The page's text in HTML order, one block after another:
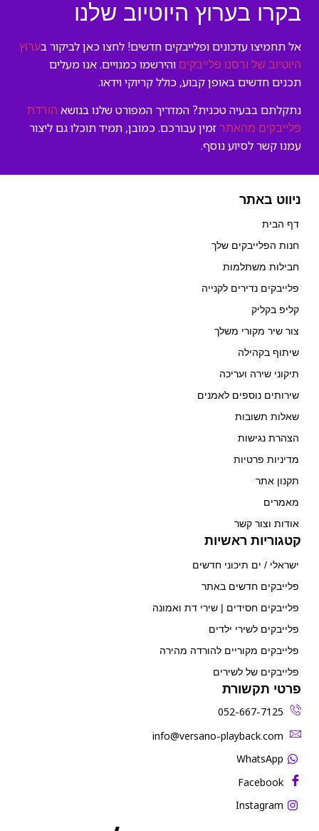
בקרו בערוץ היוטיוב שלנו
אל תחמיצו עדכונים ופלייבקים חדשים! לחצו כאן לביקור בערוץ
היוטיוב של ורסנו פלייבקים והירשמו כמנויים. אנו מעלים
תכנים חדשים באופן קבוע, כולל קריוקי וידאו.
נתקלתם בבעיה טכנית? המדריך המפורט שלנו בנושא הורדת
פלייבקים מהאתר זמין עבורכם. כמובן, תמיד תוכלו גם ליצור
עמנו קשר לסיוע נוסף.
ניווט באתר
דף הבית
חנות הפלייבקים שלך
חבילות משתלמות
פלייבקים נדירים לקנייה
קליפ בקליק
צור שיר מקורי משלך
שיתוף בקהילה
תיקוני שירה ועריכה
שירותים נוספים לאמנים
שאלות תשובות
הצהרת נגישות
מדיניות פרטיות
תקנון אתר
מאמרים
אודות וצור קשר
קטגוריות ראשיות
ישראלי / ים תיכוני חדשים
פלייבקים חדשים באתר
פלייבקים חסידים | שירי דת ואמונה
פלייבקים לשירי ילדים
פלייבקים מקוריים להורדה מהירה
פלייבקים של לשירים
פרטי תקשורת
052-667-7125
‫info@versano-playback.com‬
WhatsApp
Facebook
Instagram